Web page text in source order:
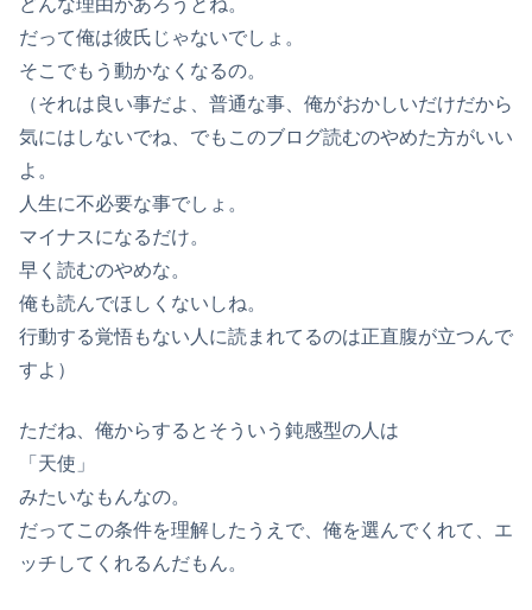
どんな理由があろうとね。
だって俺は彼氏じゃないでしょ。
そこでもう動かなくなるの。
（それは良い事だよ、普通な事、俺がおかしいだけだから
気にはしないでね、でもこのブログ読むのやめた方がいい
よ。
人生に不必要な事でしょ。
マイナスになるだけ。
早く読むのやめな。
俺も読んでほしくないしね。
行動する覚悟もない人に読まれてるのは正直腹が立つんで
すよ）
ただね、俺からするとそういう鈍感型の人は
「天使」
みたいなもんなの。
だってこの条件を理解したうえで、俺を選んでくれて、エ
ッチしてくれるんだもん。